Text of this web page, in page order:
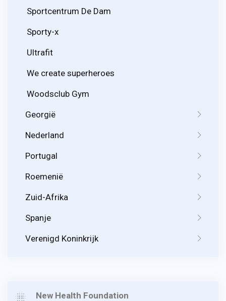
Sportcentrum De Dam
Sporty-x
Ultrafit
We create superheroes
Woodsclub Gym
Georgië
Nederland
Portugal
Roemenië
Zuid-Afrika
Spanje
Verenigd Koninkrijk
New Health Foundation